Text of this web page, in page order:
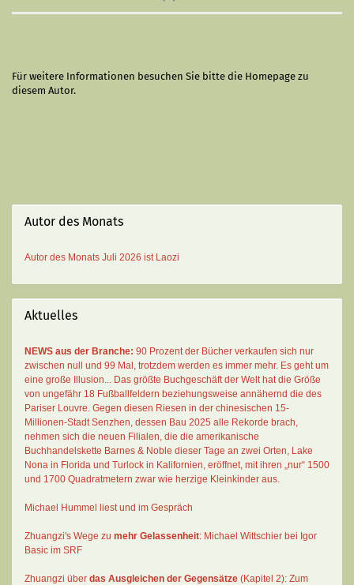
Für weitere Informationen besuchen Sie bitte die Homepage zu
diesem Autor.
Autor des Monats
Autor des Monats Juli 2026 ist Laozi
Aktuelles
NEWS aus der Branche: 90 Prozent der Bücher verkaufen sich nur
zwischen null und 99 Mal , trotzdem werden es immer mehr. Es geht um
eine große Illusion... Das größte Buchgeschäft der Welt hat die Größe
von ungefähr 18 Fußballfeldern beziehungsweise annähernd die des
Pariser Louvre. Gegen diesen Riesen in der chinesischen 15-
Millionen-Stadt Senzhen, dessen Bau 2025 alle Rekorde brach,
nehmen sich die neuen Filialen, die die amerikanische
Buchhandelskette Barnes & Noble dieser Tage an zwei Orten, Lake
Nona in Florida und Turlock in Kalifornien, eröffnet, mit ihren „nur“ 1500
und 1700 Quadratmetern zwar wie herzige Kleinkinder aus.
Michael Hummel liest und im Gespräch
Zhuangzi's Wege zu mehr Gelassenheit: Michael Wittschier bei Igor
Basic im SRF
Zhuangzi über das Ausgleichen der Gegensätze (Kapitel 2): Zum